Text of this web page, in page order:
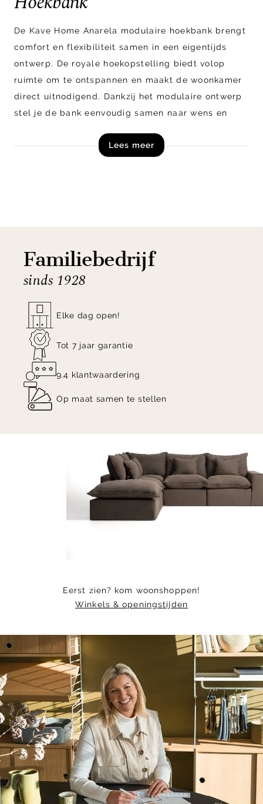
De Kave Home Anarela modulaire hoekbank brengt
comfort en flexibiliteit samen in een eigentijds
ontwerp. De royale hoekopstelling biedt volop
ruimte om te ontspannen en maakt de woonkamer
direct uitnodigend. Dankzij het modulaire ontwerp
stel je de bank eenvoudig samen naar wens en
interieurstijlen. De afneembare hoes zorgt
wordt in losse onderdelen, inclusief handleiding,
schroeven en beslag geleverd.
Lees meer
Familiebedrijf
sinds 1928
Elke dag open!
Tot 7 jaar garantie
9.4 klantwaardering
Op maat samen te stellen
Eerst zien? kom woonshoppen!
Winkels & openingstijden